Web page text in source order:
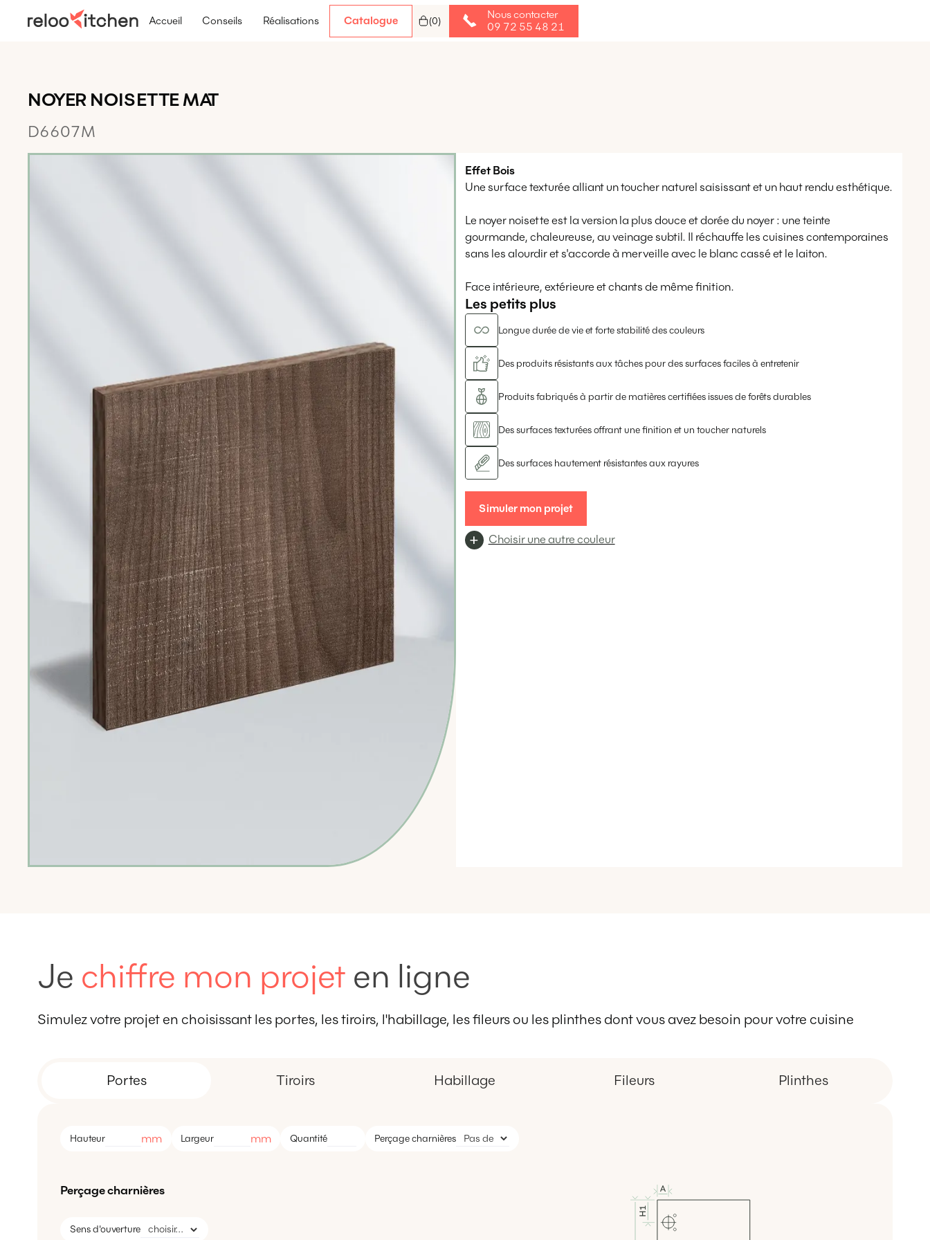
Accueil Conseils Réalisations Catalogue (0)
Nous contacter
09 72 55 48 21
NOYER NOISETTE MAT
D6607M
Effet Bois
Une surface texturée alliant un toucher naturel saisissant et un haut rendu esthétique.
Le noyer noisette est la version la plus douce et dorée du noyer : une teinte
gourmande, chaleureuse, au veinage subtil. Il réchauffe les cuisines contemporaines
sans les alourdir et s'accorde à merveille avec le blanc cassé et le laiton.
Face intérieure, extérieure et chants de même finition.
Les petits plus
Longue durée de vie et forte stabilité des couleurs
Des produits résistants aux tâches pour des surfaces faciles à entretenir
Produits fabriqués à partir de matières certifiées issues de forêts durables
Des surfaces texturées offrant une finition et un toucher naturels
Des surfaces hautement résistantes aux rayures
Simuler mon projet
Choisir une autre couleur
Je chiffre mon projet en ligne
Simulez votre projet en choisissant les portes, les tiroirs, l'habillage, les fileurs ou les plinthes dont vous avez besoin pour votre cuisine
Portes Tiroirs Habillage Fileurs Plinthes
Hauteur mm Largeur mm Quantité Perçage charnières
Perçage charnières
Sens d'ouverture